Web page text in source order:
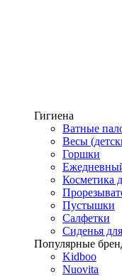
Гигиена
Ватные
Весы
Горшки
Косметика
Пустышки
Салфетки
Сиденья
Популярные
Kidboo
Nuovita